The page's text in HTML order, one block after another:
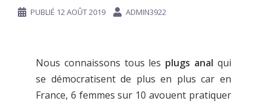
PUBLIÉ 12 AOÛT 2019 ADMIN3922
Nous connaissons tous les plugs anal qui
se démocratisent de plus en plus car en
France, 6 femmes sur 10 avouent pratiquer